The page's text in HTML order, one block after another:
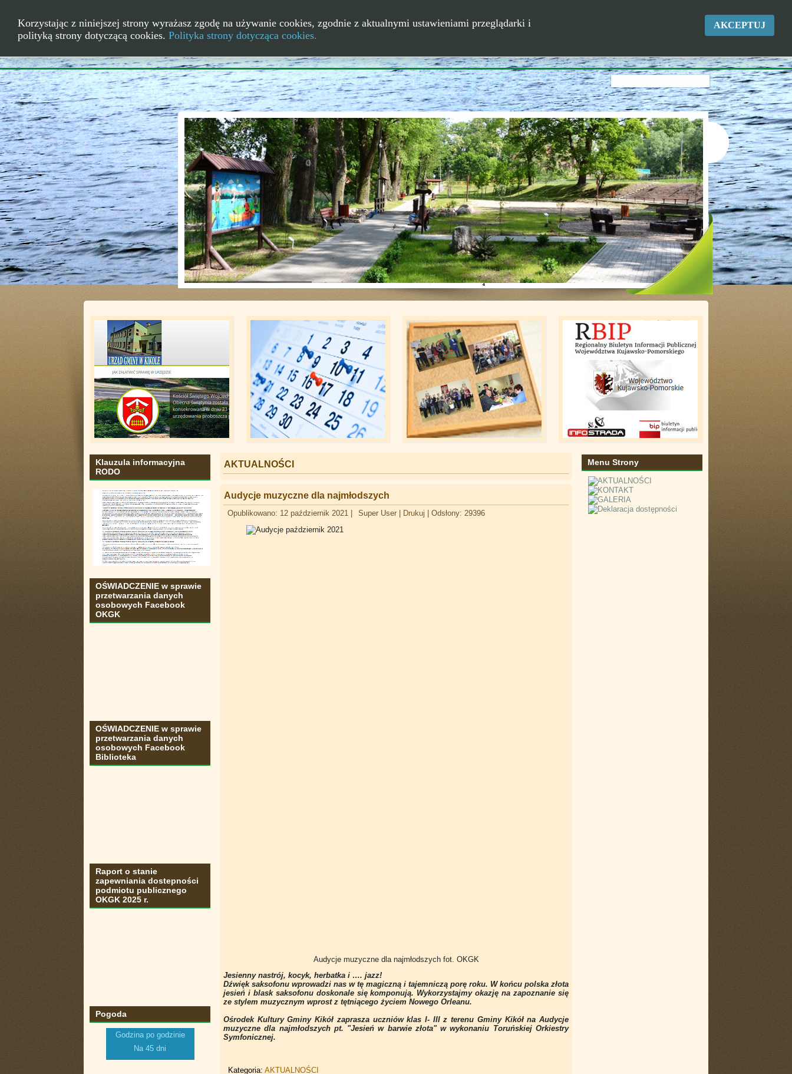
Ścieżki nad jeziorem w Kikole
Klauzula informacyjna
RODO
OŚWIADCZENIE w sprawie
przetwarzania danych
osobowych Facebook
OKGK
OŚWIADCZENIE w sprawie
przetwarzania danych
osobowych Facebook
Biblioteka
Raport o stanie
zapewniania dostepności
podmiotu publicznego
OKGK 2025 r.
Pogoda
Godzina po godzinie
Na 45 dni
AKTUALNOŚCI
Audycje muzyczne dla najmłodszych
Opublikowano: 12 październik 2021 Super User Drukuj Odsłony: 29396
Audycje muzyczne dla najmłodszych fot. OKGK
Jesienny nastrój, kocyk, herbatka i …. jazz!
Dźwięk saksofonu wprowadzi nas w tę magiczną i tajemniczą porę roku. W końcu polska złota
jesień i blask saksofonu doskonale się komponują. Wykorzystajmy okazję na zapoznanie się
ze stylem muzycznym wprost z tętniącego życiem Nowego Orleanu.
Ośrodek Kultury Gminy Kikół zaprasza uczniów klas I- III z terenu Gminy Kikół na Audycje
muzyczne dla najmłodszych pt. "Jesień w barwie złota" w wykonaniu Toruńskiej Orkiestry
Symfonicznej.
Kategoria: AKTUALNOŚCI
Menu Strony
Korzystając z niniejszej strony wyrażasz zgodę na używanie cookies, zgodnie z aktualnymi ustawieniami przeglądarki i
polityką strony dotyczącą cookies. Polityka strony dotycząca cookies.
AKCEPTUJ